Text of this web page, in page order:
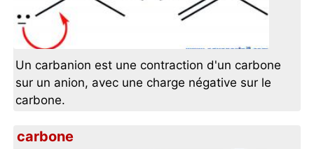
Un carbanion est une contraction d'un carbone
sur un anion, avec une charge négative sur le
carbone.
carbone